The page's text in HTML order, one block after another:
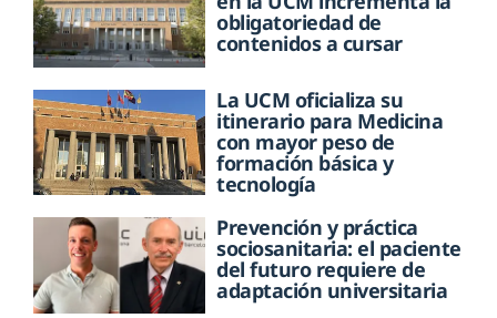
obligatoriedad de
contenidos a cursar
La UCM oficializa su
itinerario para Medicina
con mayor peso de
formación básica y
tecnología
Prevención y práctica
sociosanitaria: el paciente
del futuro requiere de
adaptación universitaria